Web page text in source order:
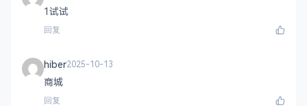
1试试
回复
hiber2025-10-13
商城
回复